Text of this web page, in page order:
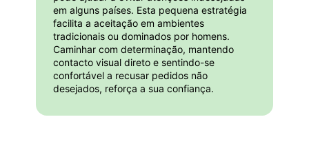
em alguns países. Esta pequena estratégia
facilita a aceitação em ambientes
tradicionais ou dominados por homens.
Caminhar com determinação, mantendo
contacto visual direto e sentindo-se
confortável a recusar pedidos não
desejados, reforça a sua confiança.